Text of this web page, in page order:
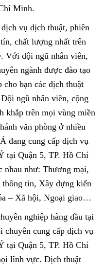
Minh.
vụ dịch thuật, phiên
chất lượng nhất trên
Với đội ngũ nhân viên,
ngành được đào tạo
cho bạn các dịch thuật
ngũ nhân viên, cộng
khắp trên mọi vùng miền
văn phòng ở nhiều
đang cung cấp dịch vụ
tại Quận 5, TP. Hồ Chí
như: Thương mại,
tin, Xây dựng kiến
– Xã hội, Ngoại giao…
nghiệp hàng đầu tại
chuyên cung cấp dịch vụ
tại Quận 5, TP. Hồ Chí
lĩnh vực. Dịch thuật